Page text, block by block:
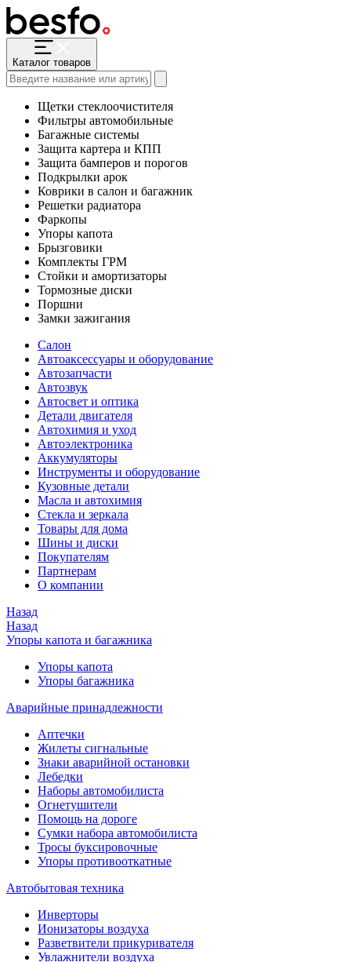
Каталог товаров
Щетки стеклоочистителя
Фильтры автомобильные
Багажные системы
Защита картера и КПП
Защита бамперов и порогов
Подкрылки арок
Коврики в салон и багажник
Решетки радиатора
Фаркопы
Упоры капота
Брызговики
Комплекты ГРМ
Стойки и амортизаторы
Тормозные диски
Поршни
Замки зажигания
Салон
Автоаксессуары и оборудование
Автозапчасти
Автозвук
Автосвет и оптика
Детали двигателя
Автохимия и уход
Автоэлектроника
Аккумуляторы
Инструменты и оборудование
Кузовные детали
Масла и автохимия
Стекла и зеркала
Товары для дома
Шины и диски
Покупателям
Партнерам
О компании
Назад
Назад
Упоры капота и багажника
Упоры капота
Упоры багажника
Аварийные принадлежности
Аптечки
Жилеты сигнальные
Знаки аварийной остановки
Лебедки
Наборы автомобилиста
Огнетушители
Помощь на дороге
Сумки набора автомобилиста
Тросы буксировочные
Упоры противооткатные
Автобытовая техника
Инверторы
Ионизаторы воздуха
Разветвители прикуривателя
Увлажнители воздуха